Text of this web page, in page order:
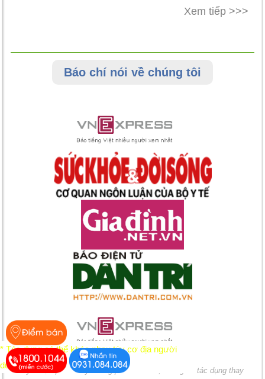
Xem tiếp >>>
Báo chí nói về chúng tôi
Chú ý: Thực phẩm này không phải là thuốc, không có tác dụng thay
* Tác dụng có thể khác nhau tùy cơ địa người
dùng